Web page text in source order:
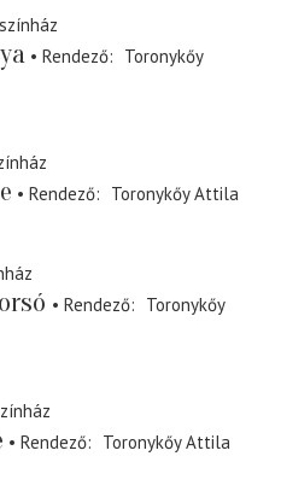
Rendező
Toronykőy
Rendező
Toronykőy Attila
Rendező
Toronykőy
Rendező
Toronykőy Attila